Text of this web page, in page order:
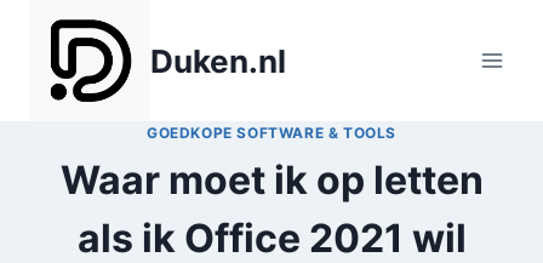
Doorgaan
inhoud
Duken.nl
GOEDKOPE SOFTWARE & TOOLS
Waar moet ik op letten
als ik Office 2021 wil